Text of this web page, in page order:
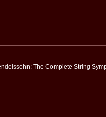
The Complete String